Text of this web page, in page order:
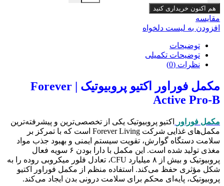
هم اکنون خریداری کنید
مقایسه
افزودن به لیست دلخواه
توضیحات
توضیحات تکمیلی
نظرات (0)
مکمل فوراور اکتیو پروبیوتیک | Forever
Active Pro-B
مکمل فوراور
اکتیو پروبیوتیک یکی از تخصصی‌ترین و پیشرفته‌ترین
مکمل‌های غذایی شرکت Forever Living است که با تمرکز بر
سلامت دستگاه گوارش، تقویت سیستم ایمنی و بهبود جذب مواد
مغذی تولید شده است. این مکمل با دارا بودن ۶ سویه فعال
پروبیوتیک و بیش از ۸ میلیارد CFU، تعادل فلور میکروبی روده را به
شکل مؤثری حفظ می‌کند. استفاده منظم از مکمل فوراور اکتیو
پروبیوتیک، پایه‌ای محکم برای سلامت درونی بدن ایجاد می‌کند.